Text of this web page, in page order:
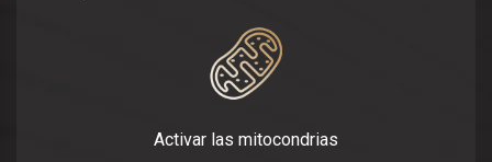
Activar las mitocondrias